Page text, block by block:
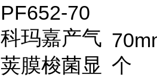
PF652-70
科玛嘉产气
荚膜梭菌显 个